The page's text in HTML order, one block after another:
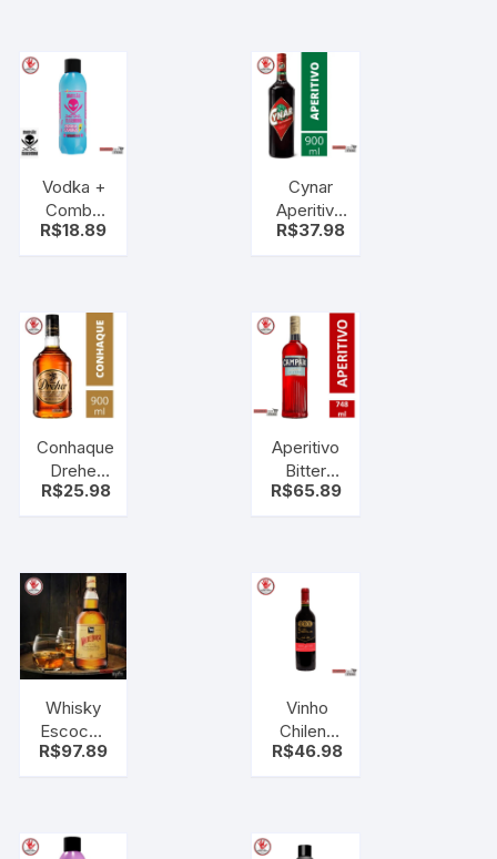
Energético
Maromba
1L
Vodka +
Combo
Mansão
R$18.89
Cynar
Aperitivo
de
R$37.98
Conhaque
Dreher
900ml –
R$25.98
Aperitivo
Bitter
Campari
R$65.89
Whisky
Escocês
White
R$97.89
Vinho
Chileno
Tres
750ml
R$46.98